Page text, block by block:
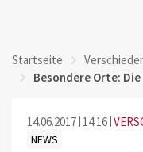
Startseite
Besondere Orte:
14.06.2017 14:16
NEWS